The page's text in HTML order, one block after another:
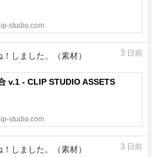
studio.com
しました。（素材） 3 日前
v.1 - CLIP STUDIO ASSETS
studio.com
しました。（素材） 3 日前